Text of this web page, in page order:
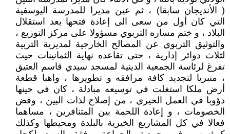
( الأنديجان سابقا) ، ثم عين مديرا للمدرسة اليوسفية
التي كان أول من سعى الى إعادة فتحها بعد استقلال
البلاد ، و ختم مساره التربوي مسؤولا على مركز التوزيع ،
والتوثيق التربوي عن المصالح الخارجية لمديرية التربية
لثلاث دوائر إدارية ، حتى تقاعده نهاية الثمانينات حيث
تفرغ لرئاسة الجمعية الدينية لمسجد سيدي قاسم العتيق
، منبريا لتجديد كافة مرافقه و تطويرها ، واهبا قطعة
أرض ملكا استغلت في توسيعه مبادلة ، كان في حينها
دؤوبا في العمل الخيري ، من إصلاح لذات البين ، وفض
الخصومات ، و إعادة اللحمة بين المتنافرين ، مساهما
فعالا في كل المشاريع الخيرية بالبلدة ومحيطها وكذلك